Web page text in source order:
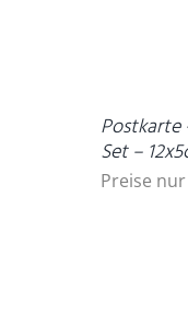
Postkarte
Set –
Preise